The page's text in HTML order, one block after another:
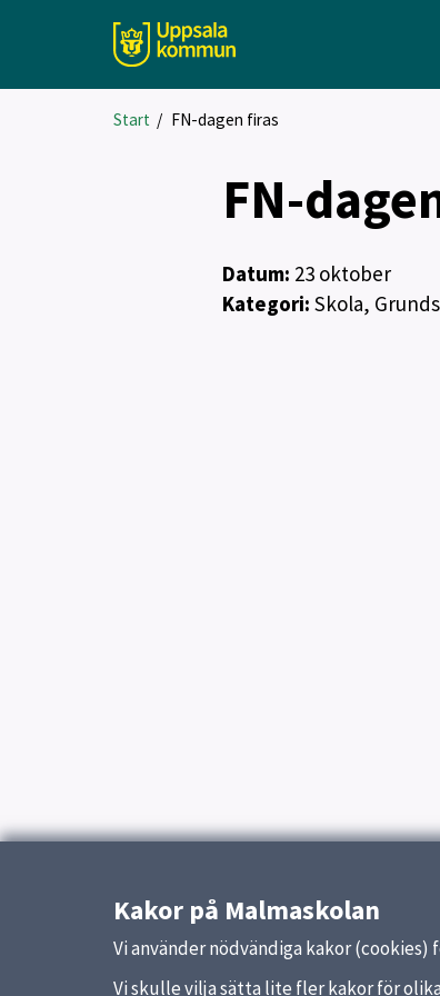
Start / FN-dagen firas
FN-
Datum: 23 oktober
Kategori: Skola,
Kakor på Malmaskolan
Vi använder nödvändiga kakor
Vi skulle vilja sätta lite fler kakor för